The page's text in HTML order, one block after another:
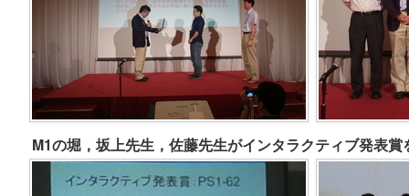
M1の堀，坂上先生，佐藤先生がインタラクティブ発表